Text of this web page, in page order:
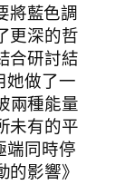
將藍色調
更深的哲
合研討結
她做了一
兩種能量
未有的平
端同時停
影響》